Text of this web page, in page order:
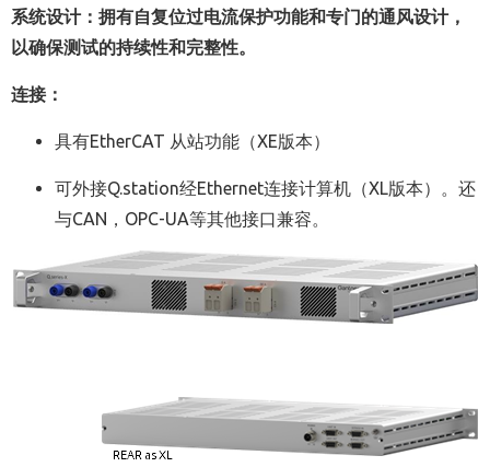
系统设计：拥有自复位过电流保护功能和专门的通风设计，
以确保测试的持续性和完整性。
连接：
具有EtherCAT 从站功能（XE版本）
可外接Q.station经Ethernet连接计算机（XL版本）。还
与CAN，OPC-UA等其他接口兼容。